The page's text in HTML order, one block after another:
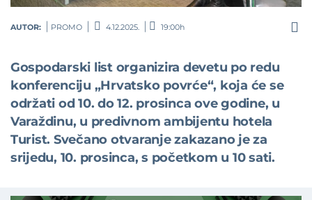
AUTOR: PROMO 4.12.2025. 19:00h
Gospodarski list organizira devetu po redu
konferenciju „Hrvatsko povrće“, koja će se
održati od 10. do 12. prosinca ove godine, u
Varaždinu, u predivnom ambijentu hotela
Turist. Svečano otvaranje zakazano je za
srijedu, 10. prosinca, s početkom u 10 sati.